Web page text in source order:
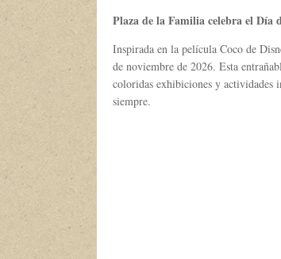
Plaza de la Familia celebra el Día
Inspirada en la película Coco de
de noviembre de 2026. Esta
coloridas exhibiciones y actividades
siempre.